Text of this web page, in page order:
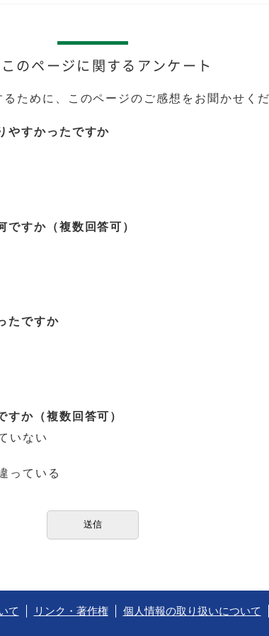
このページに関するアンケート
ために、このページのご感想をお聞かせく
やすかったですか
すか（複数回答可）
たですか
か（複数回答可）
いない
っている
て リンク・著作権 個人情報の取り扱いについて